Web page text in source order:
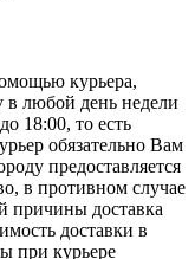
курьера,
в любой день недели
18:00, то есть
обязательно Вам
предоставляется
в противном случае
причины доставка
доставки в
при курьере